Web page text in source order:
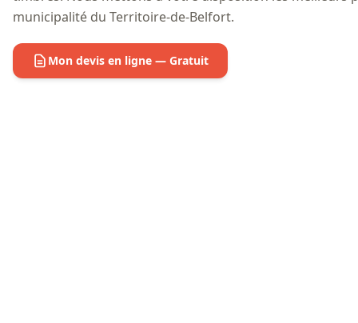
municipalité du Territoire-de-Belfort.
Mon devis en ligne — Gratuit